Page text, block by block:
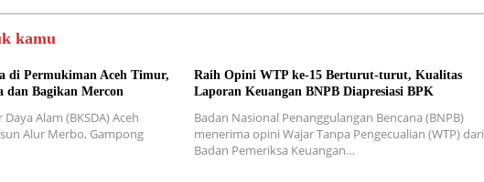
kamu
di Permukiman Aceh Timur,
dan Bagikan Mercon
Alam (BKSDA) Aceh
Alur Merbo, Gampong
Raih Opini WTP ke-15 Berturut-turut, Kualitas
Laporan Keuangan BNPB Diapresiasi BPK
Badan Nasional Penanggulangan Bencana (BNPB)
menerima opini Wajar Tanpa Pengecualian (WTP) dari
Badan Pemeriksa Keuangan…